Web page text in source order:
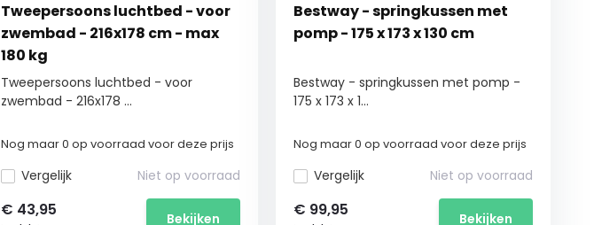
Tweepersoons luchtbed - voor
zwembad - 216x178 cm - max
180 kg
Tweepersoons luchtbed - voor
zwembad - 216x178 ...
Nog maar 0 op voorraad voor deze prijs
Vergelijk Niet op voorraad
€ 43,95 Bekijken
Bestway - springkussen met
pomp - 175 x 173 x 130 cm
Bestway - springkussen met pomp -
175 x 173 x 1...
Nog maar 0 op voorraad voor deze prijs
Vergelijk Niet op voorraad
€ 99,95 Bekijken